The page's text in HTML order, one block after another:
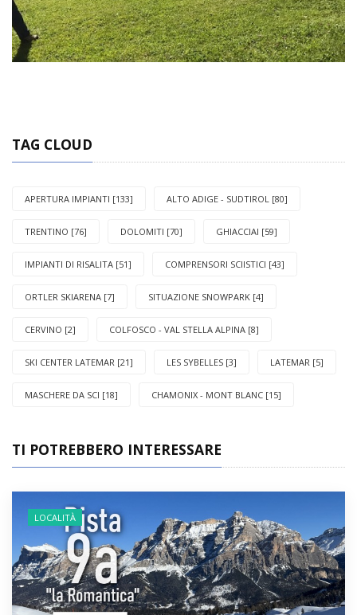
TAG CLOUD
APERTURA IMPIANTI [133] ALTO ADIGE - SUDTIROL [80]
TRENTINO [76] DOLOMITI [70] GHIACCIAI [59]
IMPIANTI DI RISALITA [51] COMPRENSORI SCIISTICI [43]
ORTLER SKIARENA [7] SITUAZIONE SNOWPARK [4]
CERVINO [2] COLFOSCO - VAL STELLA ALPINA [8]
SKI CENTER LATEMAR [21] LES SYBELLES [3] LATEMAR [5]
MASCHERE DA SCI [18] CHAMONIX - MONT BLANC [15]
TI POTREBBERO INTERESSARE
LOCALITÀ